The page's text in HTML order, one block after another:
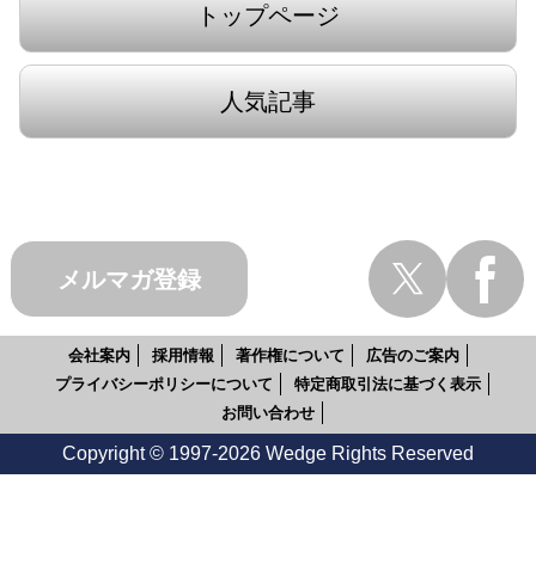
トップページ
人気記事
メルマガ登録
会社案内 採用情報 著作権について
広告のご案内
プライバシーポリシーについて
特定商取引法に基づく表示
お問い合わせ
Copyright © 1997-2026 Wedge Rights Reserved